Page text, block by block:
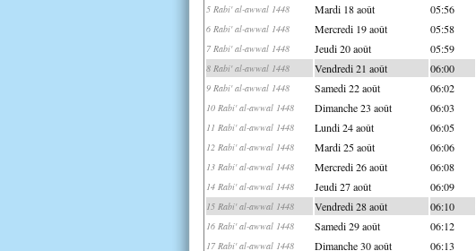
5 Rabi' al-awwal 1448 Mardi 18 août 05:56
6 Rabi' al-awwal 1448 Mercredi 19 août 05:58
7 Rabi' al-awwal 1448 Jeudi 20 août 05:59
8 Rabi' al-awwal 1448 Vendredi 21 août 06:00
9 Rabi' al-awwal 1448 Samedi 22 août 06:02
10 Rabi' al-awwal 1448 Dimanche 23 août 06:03
11 Rabi' al-awwal 1448 Lundi 24 août 06:05
12 Rabi' al-awwal 1448 Mardi 25 août 06:06
13 Rabi' al-awwal 1448 Mercredi 26 août 06:08
14 Rabi' al-awwal 1448 Jeudi 27 août 06:09
15 Rabi' al-awwal 1448 Vendredi 28 août 06:10
16 Rabi' al-awwal 1448 Samedi 29 août 06:12
17 Rabi' al-awwal 1448 Dimanche 30 août 06:13